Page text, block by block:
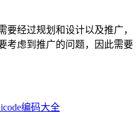
要经过规划和设计以及推广，
考虑到推广的问题，因此需要
编码大全